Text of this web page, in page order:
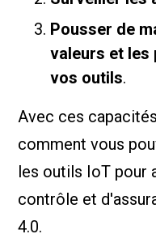
Pousser de
valeurs et les
vos outils.
Avec ces
comment vous
les outils IoT pour
contrôle et
4.0.